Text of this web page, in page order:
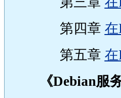
第四章 在
第五章 在
《Debian服